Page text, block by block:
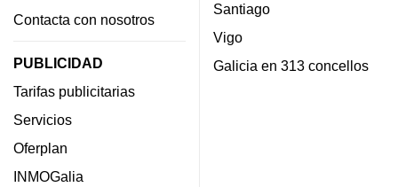
Contacta con nosotros
PUBLICIDAD
Tarifas publicitarias
Servicios
Oferplan
INMOGalia
Santiago
Vigo
Galicia en 313 concellos